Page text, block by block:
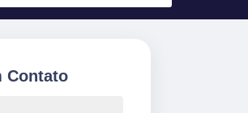
Contato